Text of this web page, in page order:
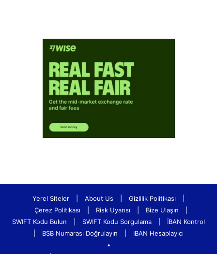
Yerel Siteler About Us Gizlilik Politikası
Çerez Politikası
Risk Uyarısı Bize Ulaşın
SWIFT Kodu Bulun
SWIFT Kodu Sorgulama
İBAN Kontrol
BSB Numarası Doğrulayın
IBAN Hesaplayıcı
•